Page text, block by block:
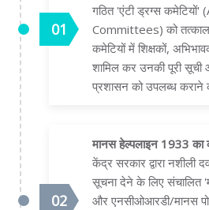
गठित 'एंटी ड्रग्स
Committees) को तत्काल
कमेटियों में शिक्षकों,
शामिल कर उनकी पूरी सूची
प्रशासन को उपलब्ध कराने
मानस हेल्पलाइन 1933 का
केंद्र सरकार द्वारा नशीली
सूचना देने के लिए संचालित
और एनसीओआरडी/मानस